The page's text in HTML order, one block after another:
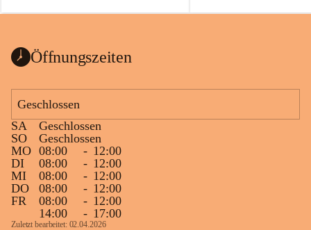
a
a
Öffnungszeiten
Geschlossen
SA
Geschlossen
SO
Geschlossen
MO 08:00 - 12:00
DI
08:00 - 12:00
MI
08:00 - 12:00
DO
08:00 - 12:00
FR
08:00 - 12:00
14:00
- 17:00
Zuletzt bearbeitet: 02.04.2026